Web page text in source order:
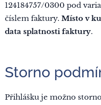
124184757/0300 pod
číslem faktury. Místo v
data splatnosti faktury.
Storno
Přihlášku je možno